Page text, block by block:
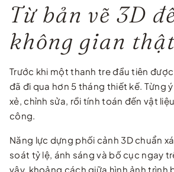
Từ bản vẽ 3D
không gian
Trước khi một thanh tre đầu tiên
đã đi qua hơn 5 tháng thiết kế. Từng
xẻ, chỉnh sửa, rồi tính toán đến vật
công.
Năng lực dựng phối cảnh 3D chuẩn
soát tỷ lệ, ánh sáng và bố cục ngay
vậy, khoảng cách giữa hình ảnh trình